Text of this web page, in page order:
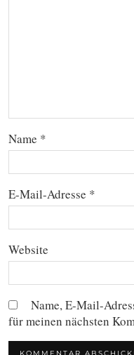
Name *
E-Mail-Adresse *
Website
Name, E-Mail-
für meinen nächsten